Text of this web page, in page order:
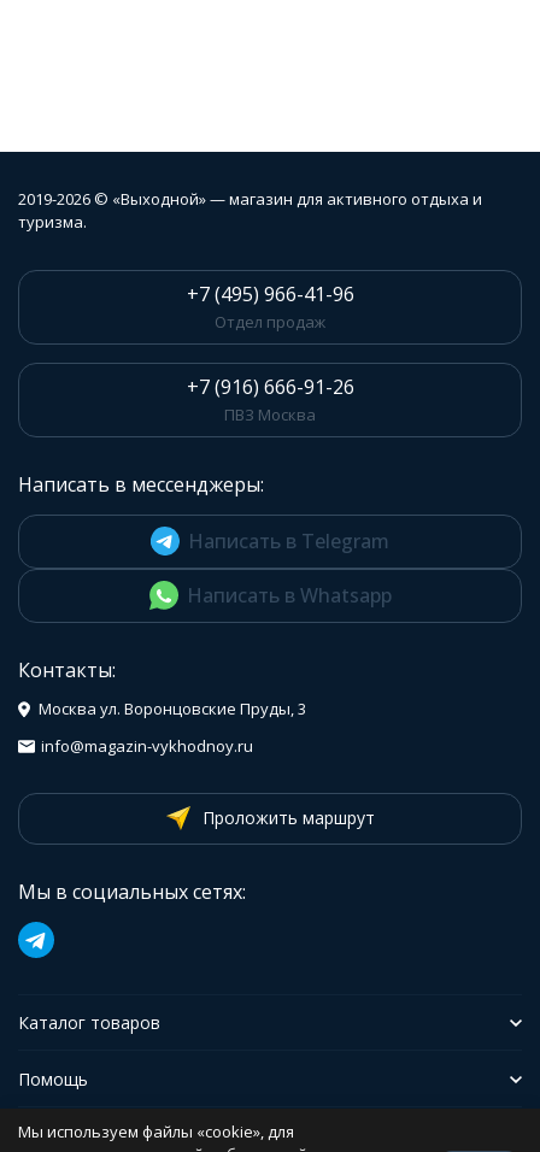
2019-2026 © «Выходной» — магазин для активного отдыха и
туризма.
+7 (495) 966-41-96
Отдел продаж
+7 (916) 666-91-26
ПВЗ Москва
Написать в мессенджеры:
Написать в Telegram
Написать в Whatsapp
Контакты:
Москва ул. Воронцовские Пруды, 3
info@magazin-vykhodnoy.ru
Проложить маршрут
Мы в социальных сетях:
Каталог товаров
Помощь
Иформация
Мы используем файлы «cookie», для